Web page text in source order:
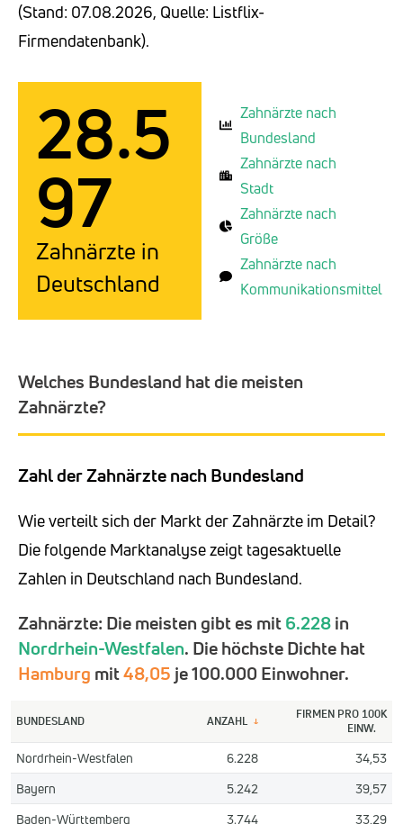
(Stand: 07.08.2026, Quelle: Listflix-
Firmendatenbank).
28.5
97
Zahnärzte in
Deutschland
Zahnärzte nach
Bundesland
Zahnärzte nach
Stadt
Zahnärzte nach
Größe
Zahnärzte nach
Kommunikationsmittel
Welches Bundesland hat die meisten
Zahnärzte?
Zahl der Zahnärzte nach Bundesland
Wie verteilt sich der Markt der Zahnärzte im Detail?
Die folgende Marktanalyse zeigt tagesaktuelle
Zahlen in Deutschland nach Bundesland.
Zahnärzte: Die meisten gibt es mit6.228in
Nordrhein-Westfalen. Die höchste Dichte hat
Hamburg mit48,05 je 100.000 Einwohner.
BUNDESLAND ANZAHL ↓
FIRMEN PRO 100K
EINW.
Nordrhein-Westfalen 6.228
34,53
Bayern
5.242
39,57
Baden-Württemberg
3.744 33,29